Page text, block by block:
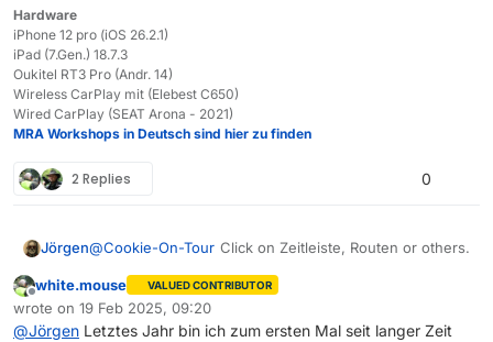
Hardware
iPhone 12 pro (iOS 26.2.1)
iPad (7.Gen.) 18.7.3
Oukitel RT3 Pro (Andr. 14)
Wireless CarPlay mit (Elebest C650)
Wired CarPlay (SEAT Arona - 2021)
MRA Workshops in Deutsch sind hier zu finden
2 Replies 0
Jörgen@Cookie-On-Tour Click on Zeitleiste, Routen or others.
Offline
white.mouse VALUED CONTRIBUTOR
wrote on 19 Feb 2025, 09:20
last edited by
@Jörgen Letztes Jahr bin ich zum ersten Mal seit langer Zeit